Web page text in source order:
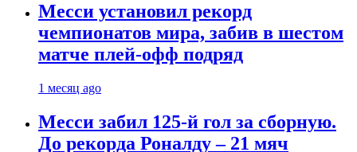
Месси установил рекорд
чемпионатов мира, забив в шестом
матче плей‑офф подряд
1 месяц ago
Месси забил 125-й гол за сборную.
До рекорда Роналду – 21 мяч